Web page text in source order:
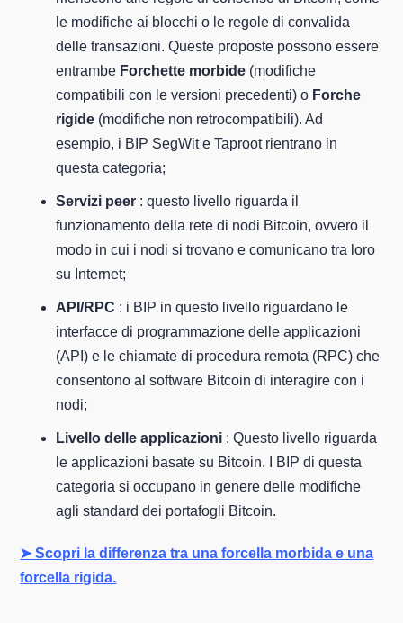
le modifiche ai blocchi o le regole di convalida
delle transazioni. Queste proposte possono essere
entrambe Forchette morbide (modifiche
compatibili con le versioni precedenti) o Forche
rigide (modifiche non retrocompatibili). Ad
esempio, i BIP SegWit e Taproot rientrano in
questa categoria;
Servizi peer : questo livello riguarda il
funzionamento della rete di nodi Bitcoin, ovvero il
modo in cui i nodi si trovano e comunicano tra loro
su Internet;
API/RPC : i BIP in questo livello riguardano le
interfacce di programmazione delle applicazioni
(API) e le chiamate di procedura remota (RPC) che
consentono al software Bitcoin di interagire con i
nodi;
Livello delle applicazioni : Questo livello riguarda
le applicazioni basate su Bitcoin. I BIP di questa
categoria si occupano in genere delle modifiche
agli standard dei portafogli Bitcoin.
➤ Scopri la differenza tra una forcella morbida e una
forcella rigida.